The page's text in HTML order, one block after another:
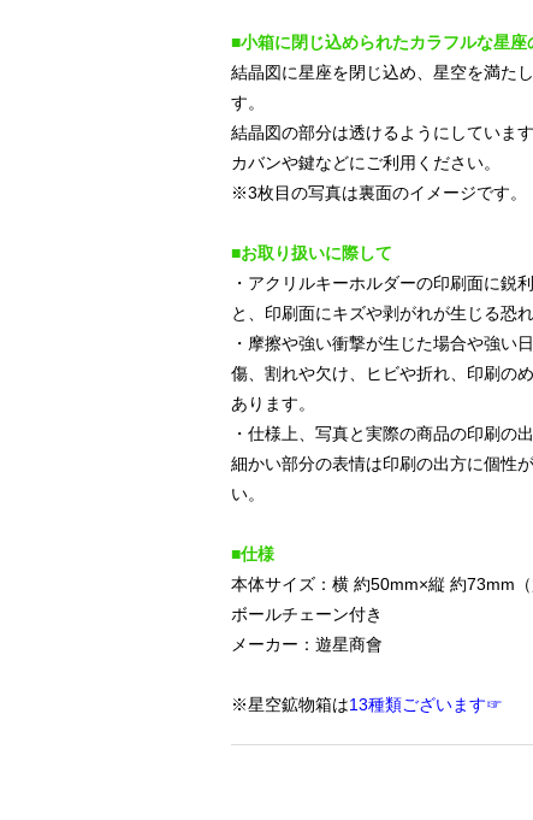
■小箱に閉じ込められたカラフルな星座
結晶図に星座を閉じ込め、星空を満た
す。
結晶図の部分は透けるようにしています
カバンや鍵などにご利用ください。
※3枚目の写真は裏面のイメージです。
■お取り扱いに際して
・アクリルキーホルダーの印刷面に鋭
と、印刷面にキズや剥がれが生じる恐れ
・摩擦や強い衝撃が生じた場合や強い
傷、割れや欠け、ヒビや折れ、印刷の
あります。
・仕様上、写真と実際の商品の印刷の
細かい部分の表情は印刷の出方に個性
い。
■仕様
本体サイズ：横 約50mm×縦 約73mm
ボールチェーン付き
メーカー：遊星商會
※星空鉱物箱は13種類ございます☞